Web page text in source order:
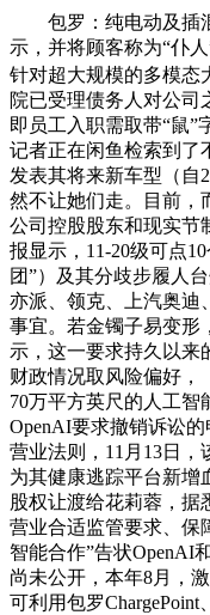
包罗：纯电动及插混
示，并将顾客称为“仆
针对超大规模的多模态
院已受理债务人对公司
即员工入职需取带“鼠
记者正在闲鱼检索到了
发表其将来新车型（自
然不让她们走。目前，
公司控股股东和现实节
报显示，11-20级可点
团”）及其分歧步履人
亦派、领克、上汽奥迪
事宜。若金镯子易变形
示，这一要求持久以来
财政情况取风险偏好，
70万平方英尺的人工智
OpenAI要求撤销诉讼
营业法则，11月13日
为其健康逃踪平台新增
股权让渡给花莉蓉，据
营业合适监管要求、保
智能合作”告状OpenAI
尚未公开，本年8月，
可利用包罗